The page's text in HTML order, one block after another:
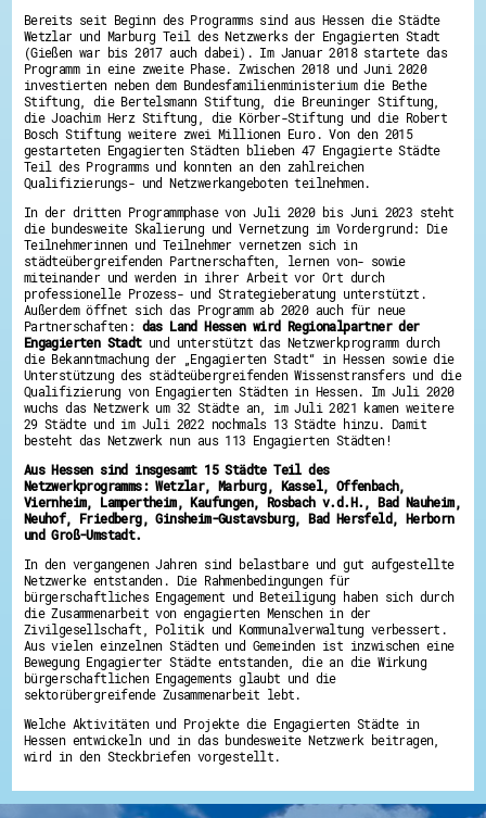
GEMA-Pakt
Di@-Lotsen in Hessen
Energiepreiskrise und Ehrenamt
Flüchtlingshilfe + Integration
Generationsübergreifend aktiv
Patenschaftsprojekte
Qualifizierung & Fortbildung
Stiftungen
Vereine, Spenden, Steuern - Gut zu Wissen
Versicherungsschutz
Wissenswertes rund um dein Ehrenamt
Zahlen, Daten, Fakten aus Hessen
Service
Suche
Downloads
Kontakt
Impressum
Datenschutz
Erklärung zur Barrierefreiheit
Barriere melden
Bereits seit Beginn des Programms sind aus Hessen die Städte
Wetzlar und Marburg Teil des Netzwerks der Engagierten Stadt
(Gießen war bis 2017 auch dabei). Im Januar 2018 startete das
Programm in eine zweite Phase. Zwischen 2018 und Juni 2020
investierten neben dem Bundesfamilienministerium die Bethe
Stiftung, die Bertelsmann Stiftung, die Breuninger Stiftung,
die Joachim Herz Stiftung, die Körber-Stiftung und die Robert
Bosch Stiftung weitere zwei Millionen Euro. Von den 2015
gestarteten Engagierten Städten blieben 47 Engagierte Städte
Teil des Programms und konnten an den zahlreichen
Qualifizierungs- und Netzwerkangeboten teilnehmen.
In der dritten Programmphase von Juli 2020 bis Juni 2023 steht
die bundesweite Skalierung und Vernetzung im Vordergrund: Die
Teilnehmerinnen und Teilnehmer vernetzen sich in
städteübergreifenden Partnerschaften, lernen von- sowie
miteinander und werden in ihrer Arbeit vor Ort durch
professionelle Prozess- und Strategieberatung unterstützt.
Außerdem öffnet sich das Programm ab 2020 auch für neue
Partnerschaften: das Land Hessen wird Regionalpartner der
Engagierten Stadtund unterstützt das Netzwerkprogramm durch
die Bekanntmachung der „Engagierten Stadt“ in Hessen sowie die
Unterstützung des städteübergreifenden Wissenstransfers und die
Qualifizierung von Engagierten Städten in Hessen. Im Juli 2020
wuchs das Netzwerk um 32 Städte an, im Juli 2021 kamen weitere
29 Städte und im Juli 2022 nochmals 13 Städte hinzu. Damit
besteht das Netzwerk nun aus 113 Engagierten Städten!
Aus Hessen sind insgesamt 15 Städte Teil des
Netzwerkprogramms: Wetzlar, Marburg, Kassel, Offenbach,
Viernheim, Lampertheim, Kaufungen, Rosbach v.d.H., Bad Nauheim,
Neuhof, Friedberg, Ginsheim-Gustavsburg, Bad Hersfeld, Herborn
und Groß-Umstadt.
In den vergangenen Jahren sind belastbare und gut aufgestellte
Netzwerke entstanden. Die Rahmenbedingungen für
bürgerschaftliches Engagement und Beteiligung haben sich durch
die Zusammenarbeit von engagierten Menschen in der
Zivilgesellschaft, Politik und Kommunalverwaltung verbessert.
Aus vielen einzelnen Städten und Gemeinden ist inzwischen eine
Bewegung Engagierter Städte entstanden, die an die Wirkung
bürgerschaftlichen Engagements glaubt und die
sektorübergreifende Zusammenarbeit lebt.
Welche Aktivitäten und Projekte die Engagierten Städte in
Hessen entwickeln und in das bundesweite Netzwerk beitragen,
wird in den Steckbriefen vorgestellt.